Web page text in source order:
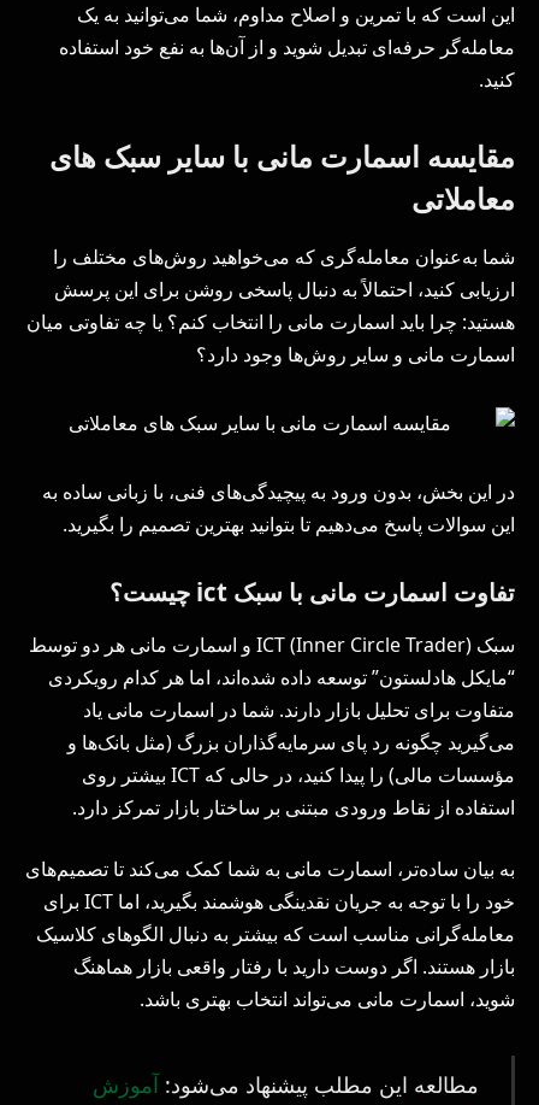
این است که با تمرین و اصلاح مداوم، شما می‌توانید به یک
معامله‌گر حرفه‌ای تبدیل شوید و از آن‌ها به نفع خود استفاده
کنید.
مقایسه اسمارت مانی با سایر سبک های
معاملاتی
شما به‌عنوان معامله‌گری که می‌خواهید روش‌های مختلف را
ارزیابی کنید، احتمالاً به دنبال پاسخی روشن برای این پرسش
هستید: چرا باید اسمارت مانی را انتخاب کنم؟ یا چه تفاوتی میان
اسمارت مانی و سایر روش‌ها وجود دارد؟
در این بخش، بدون ورود به پیچیدگی‌های فنی، با زبانی ساده به
این سوالات پاسخ می‌دهیم تا بتوانید بهترین تصمیم را بگیرید.
تفاوت اسمارت مانی با سبک ict چیست؟
سبک ICT (Inner Circle Trader) و اسمارت مانی هر دو توسط
“مایکل هادلستون” توسعه داده شده‌اند، اما هر کدام رویکردی
متفاوت برای تحلیل بازار دارند. شما در اسمارت مانی یاد
می‌گیرید چگونه رد پای سرمایه‌گذاران بزرگ (مثل بانک‌ها و
مؤسسات مالی) را پیدا کنید، در حالی که ICT بیشتر روی
استفاده از نقاط ورودی مبتنی بر ساختار بازار تمرکز دارد.
به بیان ساده‌تر، اسمارت مانی به شما کمک می‌کند تا تصمیم‌های
خود را با توجه به جریان نقدینگی هوشمند بگیرید، اما ICT برای
معامله‌گرانی مناسب است که بیشتر به دنبال الگوهای کلاسیک
بازار هستند. اگر دوست دارید با رفتار واقعی بازار هماهنگ
شوید، اسمارت مانی می‌تواند انتخاب بهتری باشد.
مطالعه این مطلب پیشنهاد می‌شود:آموزش